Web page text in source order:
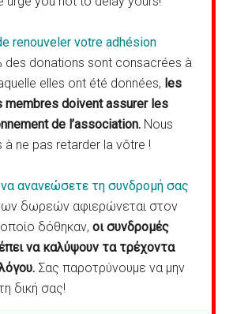
renouveler votre adhésion
des donations sont consacrées à
elles ont été données, les
membres doivent assurer les
de l’association. Nous
ne pas retarder la vôtre !
ανανεώσετε τη συνδρομή σας
δωρεών αφιερώνεται στον
δόθηκαν,οι συνδρομές
να καλύψουν τα τρέχοντα
Σας παροτρύνουμε να μην
δική σας!